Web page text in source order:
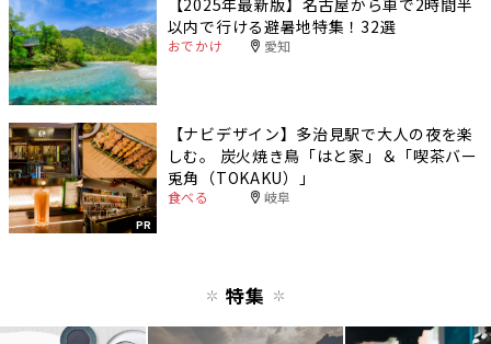
【2025年最新版】名古屋から車で2時間半
以内で行ける避暑地特集！32選
おでかけ 愛知
PR
【ナビデザイン】多治見駅で大人の夜を楽
しむ。 炭火焼き鳥「はと家」＆「喫茶バー
兎角（TOKAKU）」
食べる 岐阜
特集